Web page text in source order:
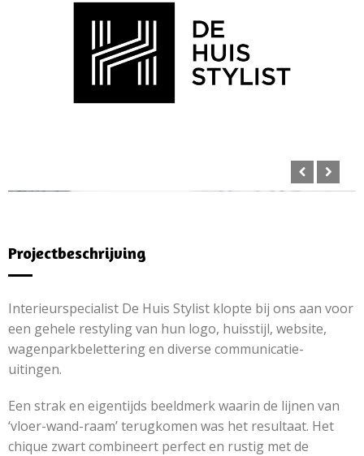
Projectbeschrijving
Interieurspecialist De Huis Stylist klopte bij ons aan voor
een gehele restyling van hun logo, huisstijl, website,
wagenparkbelettering en diverse communicatie-
uitingen.
Een strak en eigentijds beeldmerk waarin de lijnen van
‘vloer-wand-raam’ terugkomen was het resultaat. Het
chique zwart combineert perfect en rustig met de